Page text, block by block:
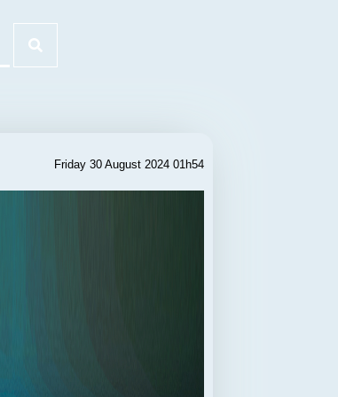
Friday 30 August 2024 01h54